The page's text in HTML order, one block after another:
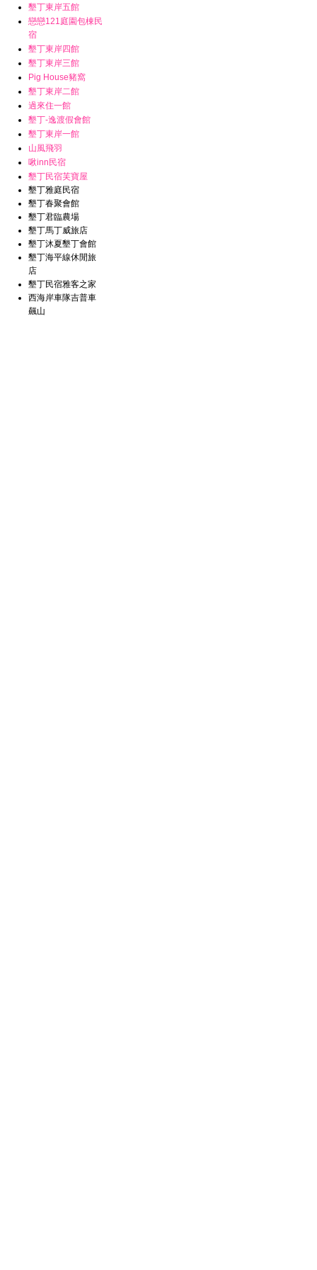
墾丁東岸五館
戀戀121庭園包棟民
宿
墾丁東岸四館
墾丁東岸三館
Pig House豬窩
墾丁東岸二館
過來住一館
墾丁-逸渡假會館
墾丁東岸一館
山風飛羽
啾inn民宿
墾丁民宿芙寶屋
墾丁雅庭民宿
墾丁春聚會館
墾丁君臨農場
墾丁馬丁威旅店
墾丁沐夏墾丁會館
墾丁海平線休閒旅
店
墾丁民宿雅客之家
西海岸車隊吉普車
飆山